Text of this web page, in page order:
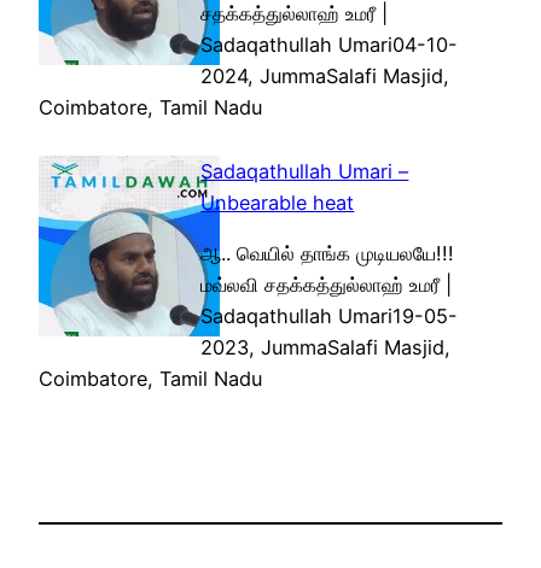
சதக்கத்துல்லாஹ் உமரீ |
Sadaqathullah Umari04-10-
2024, JummaSalafi Masjid,
Coimbatore, Tamil Nadu
Sadaqathullah Umari –
Unbearable heat
ஆ.. வெயில் தாங்க முடியலயே!!!
மவ்லவி சதக்கத்துல்லாஹ் உமரீ |
Sadaqathullah Umari19-05-
2023, JummaSalafi Masjid,
Coimbatore, Tamil Nadu